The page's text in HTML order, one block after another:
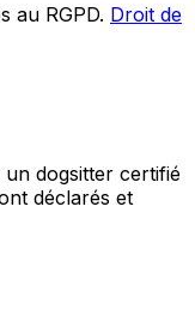
au RGPD. Droit de
dogsitter certifié
déclarés et